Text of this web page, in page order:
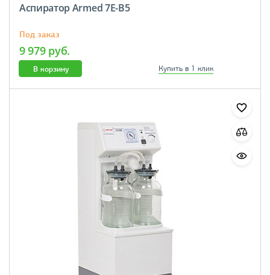
Аспиратор Armed 7E-B5
Под заказ
9 979 руб.
В корзину Купить в 1 клик